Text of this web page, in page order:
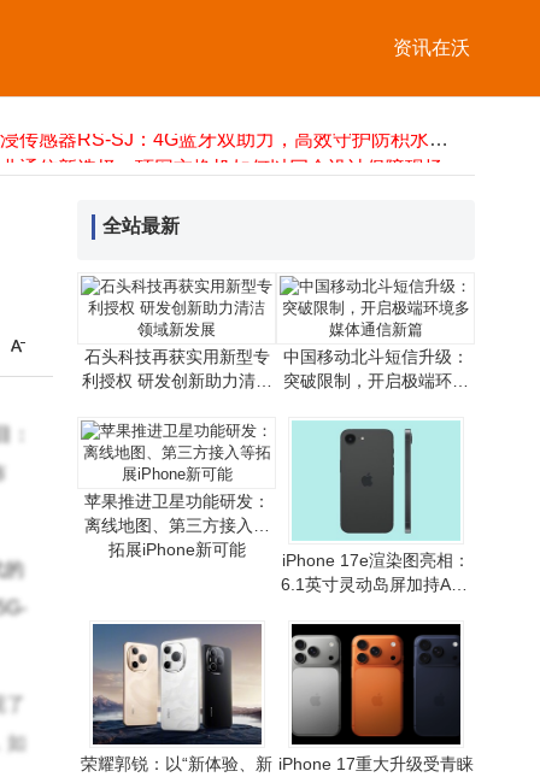
资讯在沃
6寸LCD显示屏：小身材大能量，技术优势与多元应用前景深度剖析
工业通信新选择：环网交换机如何以冗余设计保障现场数据稳定传输
中关村房山园科技对接会：昆虫机器人等“硬核”成果亮相，助力新质生产力
企业禁用无线网卡攻略：三种方法详解，第二种助企业高效管控风险
的
了
如
全站最新
石头科技再获实用新型专
利授权 研发创新助力清洁
中国移动北斗短信升级：
突破限制，开启极端环境
苹果推进卫星功能研发：
离线地图、第三方接入等
拓展iPhone新可能
iPhone 17e渲染图亮相：
6.1英寸灵动岛屏加持A19
荣耀郭锐：以“新体验、新 iPhone 17重大升级受青睐